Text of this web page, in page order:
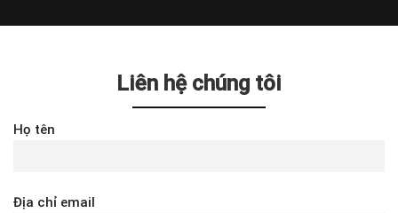
Liên hệ chúng tôi
Họ tên
Địa chỉ email